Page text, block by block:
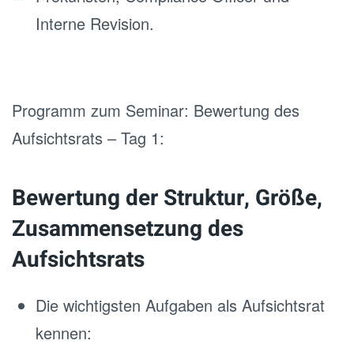
Interne Revision.
Programm zum Seminar: Bewertung des
Aufsichtsrats – Tag 1:
Bewertung der Struktur, Größe,
Zusammensetzung des
Aufsichtsrats
Die wichtigsten Aufgaben als Aufsichtsrat
kennen: